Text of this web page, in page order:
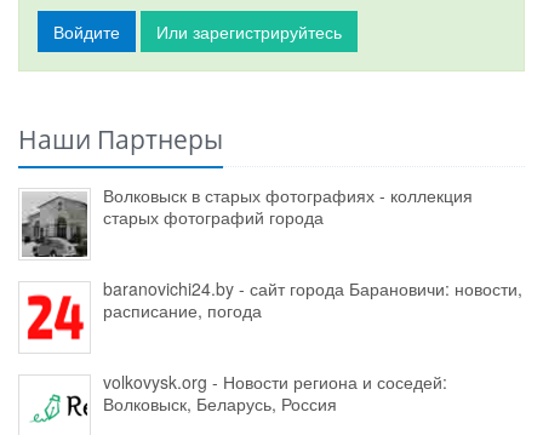
Войдите Или зарегистрируйтесь
Наши Партнеры
Волковыск в старых фотографиях - коллекция
старых фотографий города
baranovichi24.by - сайт города Барановичи: новости,
расписание, погода
volkovysk.org - Новости региона и соседей:
Волковыск, Беларусь, Россия